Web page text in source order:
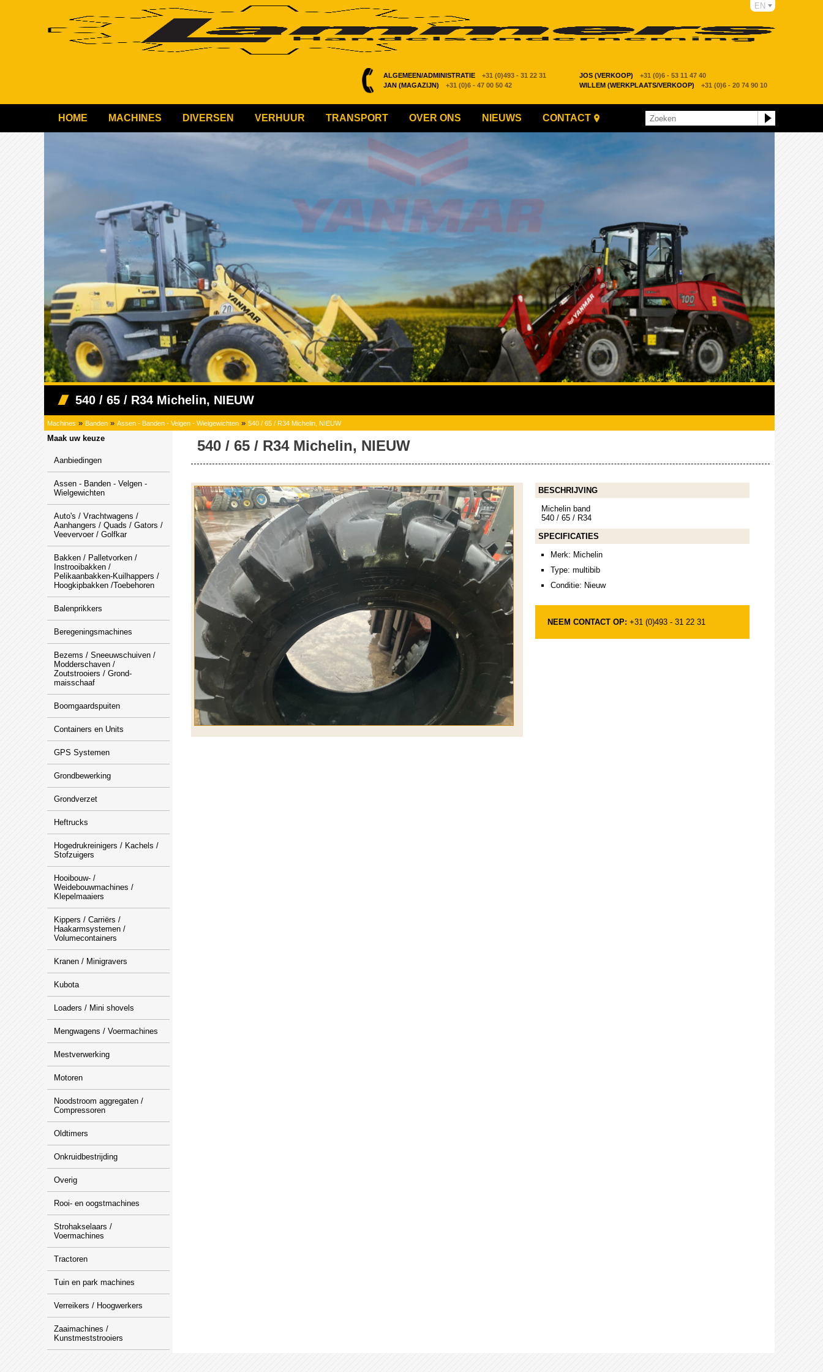
ALGEMEEN/ADMINISTRATIE +31 (0)493 - 31 22 31 JOS (VERKOOP)
+31 (0)6 - 53 11 47 40
JAN (MAGAZIJN)
+31 (0)6 - 47 00 50 42 WILLEM (WERKPLAATS/VERKOOP) +31 (0)6 - 20 74 90 10
EN
HOME MACHINES DIVERSEN VERHUUR TRANSPORT OVER ONS NIEUWS CONTACT
540 / 65 / R34 Michelin, NIEUW
Machines » Banden » Assen - Banden - Velgen - Wielgewichten » 540 / 65 / R34 Michelin, NIEUW
Maak uw keuze
Aanbiedingen
Assen - Banden - Velgen -
Wielgewichten
Auto's / Vrachtwagens /
Aanhangers / Quads / Gators /
Veevervoer / Golfkar
Bakken / Palletvorken /
Instrooibakken /
Pelikaanbakken-Kuilhappers /
Hoogkipbakken /Toebehoren
Balenprikkers
Beregeningsmachines
Bezems / Sneeuwschuiven /
Modderschaven /
Zoutstrooiers / Grond-
maisschaaf
Boomgaardspuiten
Containers en Units
GPS Systemen
Grondbewerking
Grondverzet
Heftrucks
Hogedrukreinigers / Kachels /
Stofzuigers
Hooibouw- /
Weidebouwmachines /
Klepelmaaiers
Kippers / Carriërs /
Haakarmsystemen /
Volumecontainers
Kranen / Minigravers
Kubota
Loaders / Mini shovels
Mengwagens / Voermachines
Mestverwerking
Motoren
Noodstroom aggregaten /
Compressoren
Oldtimers
Onkruidbestrijding
Overig
Rooi- en oogstmachines
Strohakselaars /
Voermachines
Tractoren
Tuin en park machines
Verreikers / Hoogwerkers
Zaaimachines /
Kunstmeststrooiers
540 / 65 / R34 Michelin, NIEUW
BESCHRIJVING
Michelin band
540 / 65 / R34
SPECIFICATIES
Merk: Michelin
Type: multibib
Conditie: Nieuw
NEEM CONTACT OP: +31 (0)493 - 31 22 31